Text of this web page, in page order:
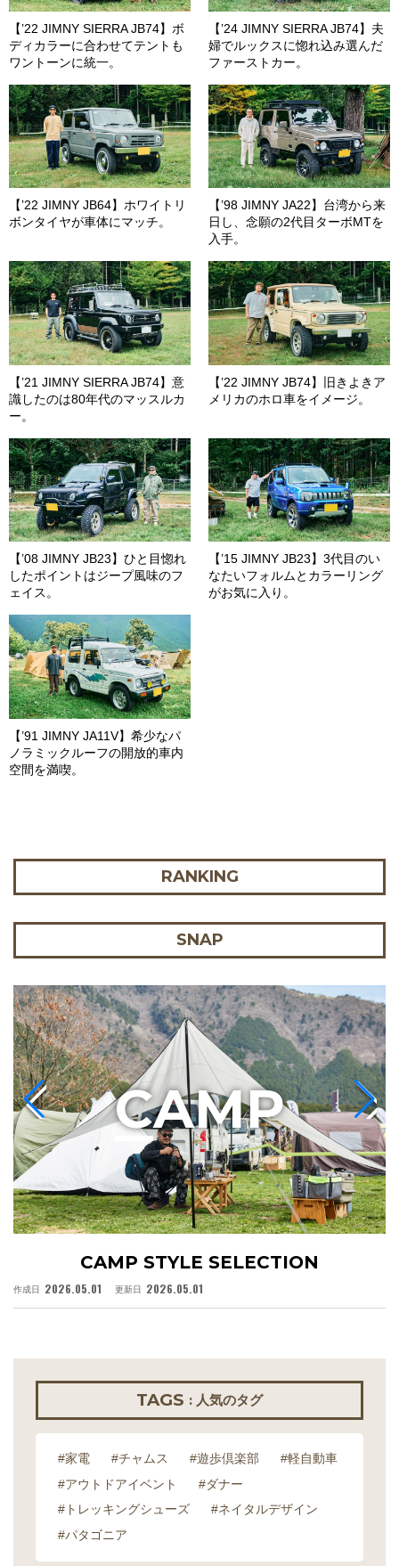
【’22 JIMNY SIERRA JB74】ボ
ディカラーに合わせてテントも
ワントーンに統一。
【’24 JIMNY SIERRA JB74】夫
婦でルックスに惚れ込み選んだ
ファーストカー。
【’22 JIMNY JB64】ホワイトリ
ボンタイヤが車体にマッチ。
【’98 JIMNY JA22】台湾から来
日し、念願の2代目ターボMTを
入手。
【’21 JIMNY SIERRA JB74】意
識したのは80年代のマッスルカ
ー。
【’22 JIMNY JB74】旧きよきア
メリカのホロ車をイメージ。
【’08 JIMNY JB23】ひと目惚れ
したポイントはジープ風味のフ
ェイス。
【’15 JIMNY JB23】3代目のい
なたいフォルムとカラーリング
がお気に入り。
【’91 JIMNY JA11V】希少なパ
ノラミックルーフの開放的車内
空間を満喫。
RANKING
SNAP
CAMP STYLE SELECTION
作成日 2026.05.01 更新日 2026.05.01
CAMP
TAGS : 人気のタグ
#家電 #チャムス #遊歩倶楽部
#軽自動車
#アウトドアイベント
#ダナー
#トレッキングシューズ
#ネイタルデザイン
#パタゴニア